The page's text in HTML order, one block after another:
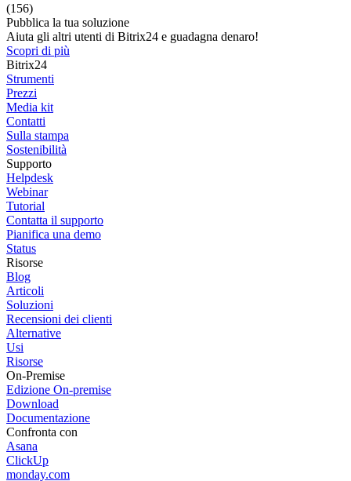
(156)
Pubblica la tua soluzione
Aiuta gli altri utenti di Bitrix24 e guadagna denaro!
Scopri di più
Bitrix24
Strumenti
Prezzi
Media kit
Contatti
Sulla stampa
Sostenibilità
Supporto
Helpdesk
Webinar
Tutorial
Contatta il supporto
Pianifica una demo
Status
Risorse
Blog
Articoli
Soluzioni
Recensioni dei clienti
Alternative
Usi
Risorse
On-Premise
Edizione On-premise
Download
Documentazione
Confronta con
Asana
ClickUp
monday.com